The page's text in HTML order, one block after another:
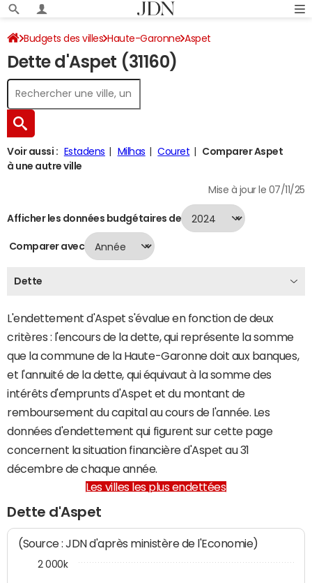
Budgets des villes Haute-Garonne Aspet
Dette au 31/12/2024
Dette d'Aspet (31160)
Voir aussi : Estadens Milhas Couret
Comparer Aspet
à une autre ville
Mise à jour le 07/11/25
Afficher les données budgétaires de
Comparer avec
Dette
L'endettement d'Aspet s'évalue en fonction de deux
critères : l'encours de la dette, qui représente la somme
que la commune de la Haute-Garonne doit aux banques,
et l'annuité de la dette, qui équivaut à la somme des
intérêts d'emprunts d'Aspet et du montant de
remboursement du capital au cours de l'année. Les
données d'endettement qui figurent sur cette page
concernent la situation financière d'Aspet au 31
décembre de chaque année.
Les villes les plus endettées
Dette d'Aspet
(Source : JDN d'après ministère de l'Economie)
2 000k